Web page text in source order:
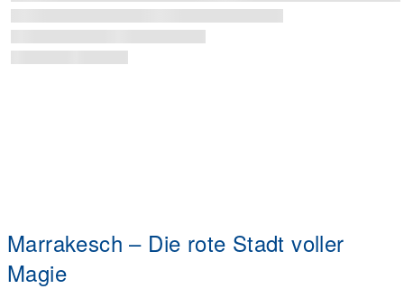
Marrakesch – Die rote Stadt voller
Magie